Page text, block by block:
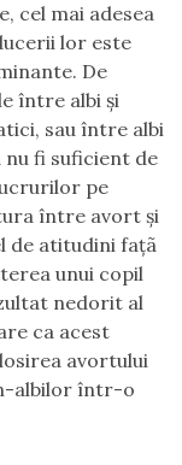
cel mai adesea
lor este
De
între albi şi
sau între albi
fi suficient de
pe
între avort şi
de atitudini faţã
unui copil
nedorit al
ca acest
avortului
albilor într-o